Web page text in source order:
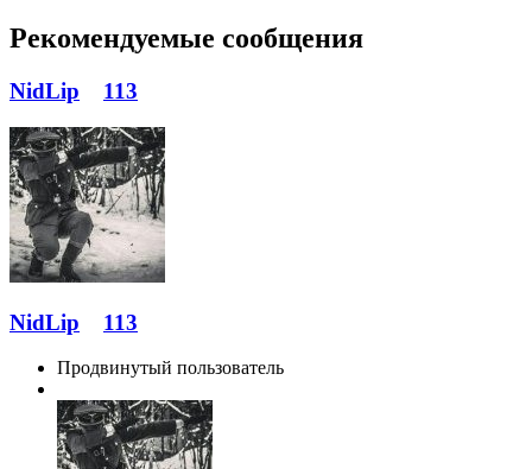
Рекомендуемые сообщения
NidLip 113
NidLip 113
Продвинутый пользователь